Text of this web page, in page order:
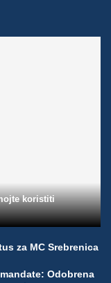
koristiti
za MC Srebrenica
Odobrena